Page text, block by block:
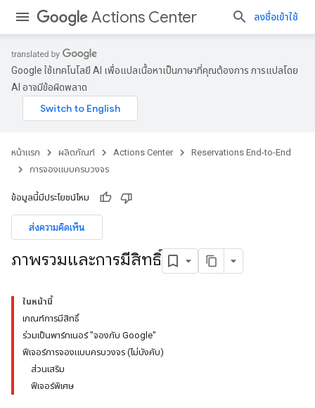
Actions Center ลงชื่อเข้าใช้
Google ใช้เทคโนโลยี AI เพื่อแปลเนื้อหาเป็นภาษาที่คุณต้องการ การแปลโดย
AI อาจมีข้อผิดพลาด
หน้าแรก ผลิตภัณฑ์ Actions Center
Reservations End-to-End
การจองแบบครบวงจร
ข้อมูลนี้มีประโยชน์ไหม
ส่งความคิดเห็น
ภาพรวมและการมีสิทธิ์
ในหน้านี้
เกณฑ์การมีสิทธิ์
ร่วมเป็นพาร์ทเนอร์ "จองกับ Google"
ฟีเจอร์การจองแบบครบวงจร (ไม่บังคับ)
ส่วนเสริม
ฟีเจอร์พิเศษ